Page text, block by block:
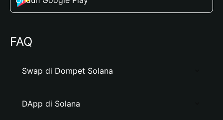
FAQ
Swap di Dompet Solana
DApp di Solana